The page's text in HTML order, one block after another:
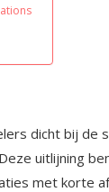
dicht bij de
uitlijning
met korte